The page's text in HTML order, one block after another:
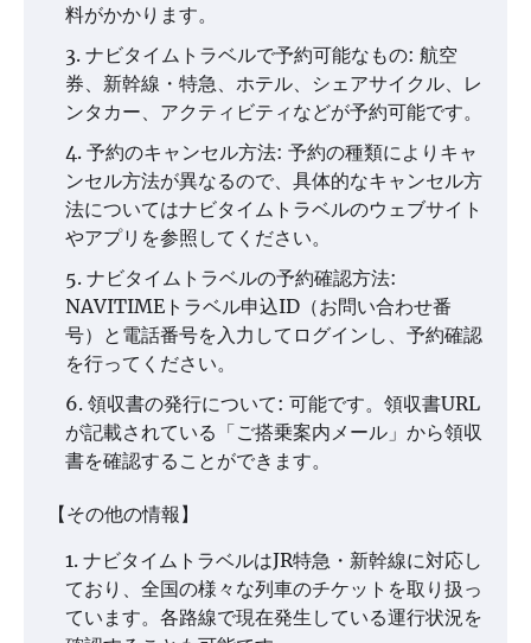
料がかかります。
ナビタイムトラベルで予約可能なもの: 航空
券、新幹線・特急、ホテル、シェアサイクル、レ
ンタカー、アクティビティなどが予約可能です。
予約のキャンセル方法: 予約の種類によりキャ
ンセル方法が異なるので、具体的なキャンセル方
法についてはナビタイムトラベルのウェブサイト
やアプリを参照してください。
ナビタイムトラベルの予約確認方法:
NAVITIMEトラベル申込ID（お問い合わせ番
号）と電話番号を入力してログインし、予約確認
を行ってください。
領収書の発行について: 可能です。領収書URL
が記載されている「ご搭乗案内メール」から領収
書を確認することができます。
【その他の情報】
ナビタイムトラベルはJR特急・新幹線に対応し
ており、全国の様々な列車のチケットを取り扱っ
ています。各路線で現在発生している運行状況を